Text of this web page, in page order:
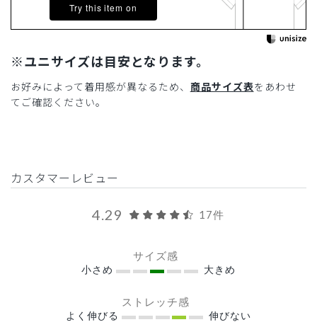
Try this item on
※ユニサイズは目安となります。
お好みによって着用感が異なるため、 商品サイズ表をあわせ
てご確認ください。
カスタマーレビュー
4.29 17件
サイズ感
小さめ 大きめ
ストレッチ感
よく伸びる 伸びない